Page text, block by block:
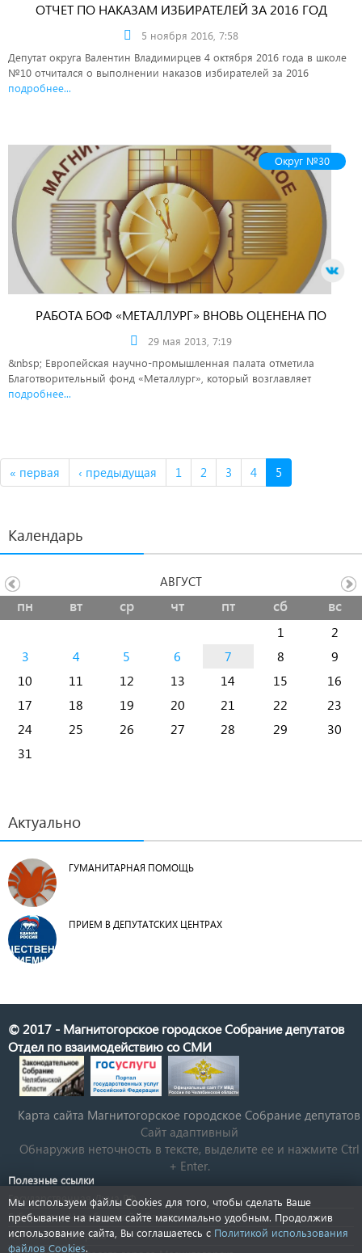
ОТЧЕТ ПО НАКАЗАМ ИЗБИРАТЕЛЕЙ ЗА 2016 ГОД
5 ноября 2016, 7:58
Депутат округа Валентин Владимирцев 4 октября 2016 года в школе
№10 отчитался о выполнении наказов избирателей за 2016
подробнее...
Округ №30
РАБОТА БОФ «МЕТАЛЛУРГ» ВНОВЬ ОЦЕНЕНА ПО
ВЫСШЕМУ РАЗРЯДУ
29 мая 2013, 7:19
&nbsp; Европейская научно-промышленная палата отметила
Благотворительный фонд «Металлург», который возглавляет
подробнее...
« первая ‹ предыдущая 1 2 3 4 5
Календарь
пн вт ср чт пт сб вс
1
2
3
4 5 6 7 8
9
10
11 12 13 14 15
16
17
18 19 20 21 22
23
24
25 26 27 28 29
30
31
АВГУСТ
Актуально
ГУМАНИТАРНАЯ ПОМОЩЬ
ПРИЕМ В ДЕПУТАТСКИХ ЦЕНТРАХ
© 2017 - Магнитогорское городское Собрание депутатов
Отдел по взаимодействию со СМИ
Карта сайта Магнитогорское городское Cобрание депутатов
Сайт адаптивный
Обнаружив неточность в тексте, выделите ее и нажмите Ctrl
+ Enter.
Полезные ссылки
Государственная Дума РФ
Губернатор Челябинской области
КСП Магнитогорска
Мы используем файлы Cookies для того, чтобы сделать Ваше
пребывание на нашем сайте максимально удобным. Продолжив
использование сайта, Вы соглашаетесь с Политикой использования
файлов Cookies.